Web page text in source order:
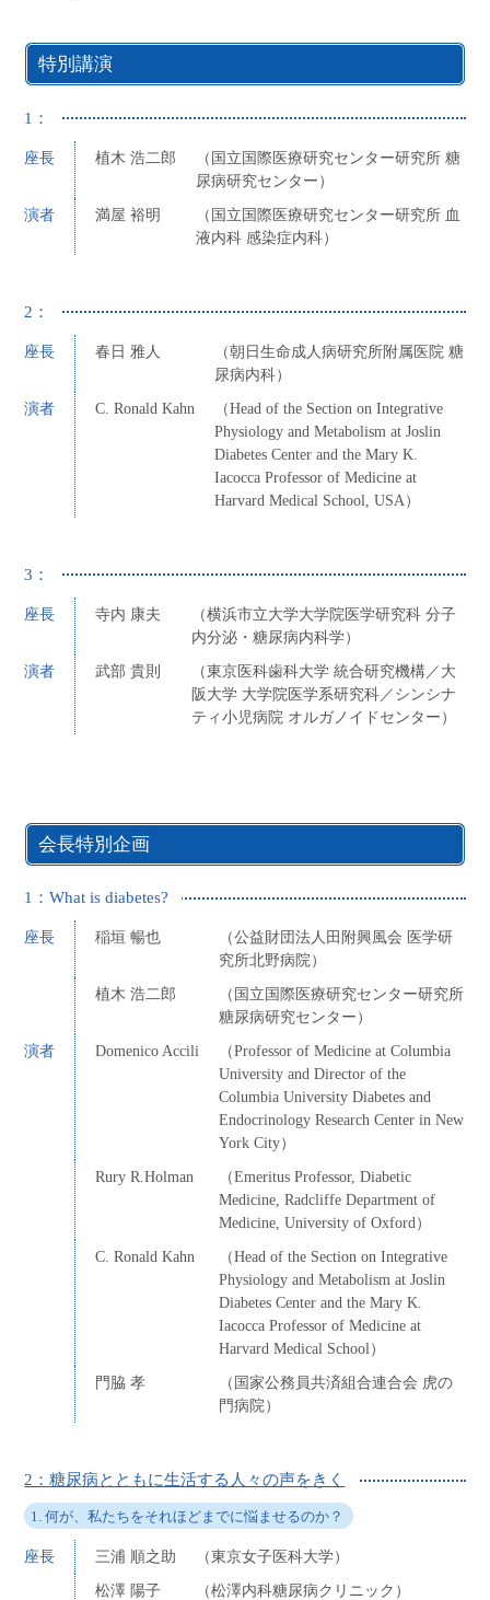
特別講演
1：
座長 植木 浩二郎
（国立国際医療研究センター研究所 糖
尿病研究センター）
演者 満屋 裕明
（国立国際医療研究センター研究所 血
液内科 感染症内科）
2：
座長 春日 雅人
（朝日生命成人病研究所附属医院 糖
尿病内科）
演者 C. Ronald Kahn
（Head of the Section on Integrative
Physiology and Metabolism at Joslin
Diabetes Center and the Mary K.
Iacocca Professor of Medicine at
Harvard Medical School, USA）
3：
座長 寺内 康夫
（横浜市立大学大学院医学研究科 分子
内分泌・糖尿病内科学）
演者 武部 貴則
（東京医科歯科大学 統合研究機構／大
阪大学 大学院医学系研究科／シンシナ
ティ小児病院 オルガノイドセンター）
会長特別企画
1：What is diabetes?
座長 稲垣 暢也
（公益財団法人田附興風会 医学研
究所北野病院）
植木 浩二郎
（国立国際医療研究センター研究所
糖尿病研究センター）
演者 Domenico Accili
（Professor of Medicine at Columbia
University and Director of the
Columbia University Diabetes and
Endocrinology Research Center in New
York City）
Rury R.Holman
（Emeritus Professor, Diabetic
Medicine, Radcliffe Department of
Medicine, University of Oxford）
C. Ronald Kahn
（Head of the Section on Integrative
Physiology and Metabolism at Joslin
Diabetes Center and the Mary K.
Iacocca Professor of Medicine at
Harvard Medical School）
門脇 孝
（国家公務員共済組合連合会 虎の
門病院）
2：糖尿病とともに生活する人々の声をきく
1. 何が、私たちをそれほどまでに悩ませるのか？
座長 三浦 順之助 （東京女子医科大学）
松澤 陽子 （松澤内科糖尿病クリニック）